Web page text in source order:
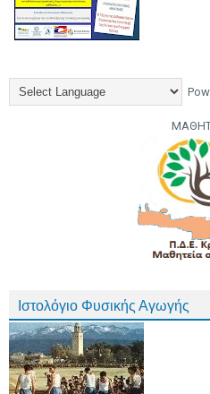
Ιστολόγιο Φυσικής Αγωγής